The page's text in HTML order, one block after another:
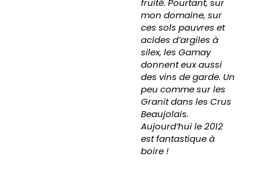
fruité. Pourtant, sur
mon domaine, sur
ces sols pauvres et
acides d’argiles à
silex, les Gamay
donnent eux aussi
des vins de garde. Un
peu comme sur les
Granit dans les Crus
Beaujolais.
Aujourd’hui le 2012
est fantastique à
boire !